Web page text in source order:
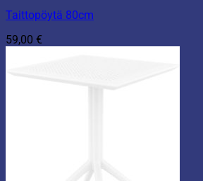
Taittopöytä 80cm
59,00 €